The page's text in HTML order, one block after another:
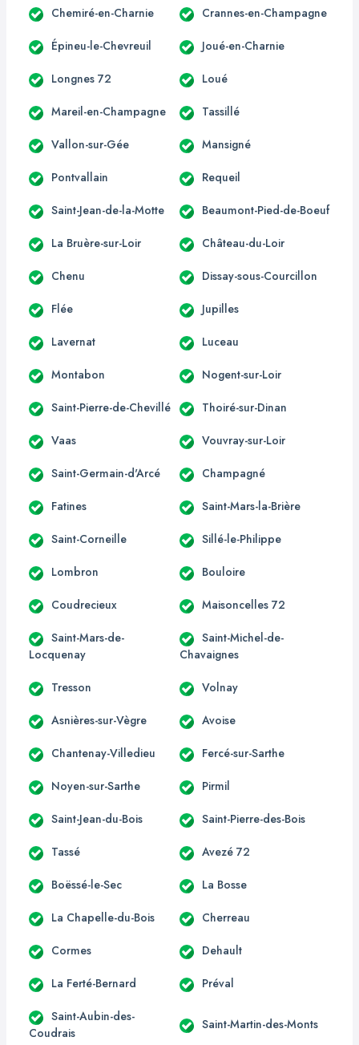
Chemiré-en-Charnie Crannes-en-Champagne
Épineu-le-Chevreuil Joué-en-Charnie
Longnes 72 Loué
Mareil-en-Champagne Tassillé
Vallon-sur-Gée Mansigné
Pontvallain Requeil
Saint-Jean-de-la-Motte Beaumont-Pied-de-Boeuf
La Bruère-sur-Loir Château-du-Loir
Chenu Dissay-sous-Courcillon
Flée Jupilles
Lavernat Luceau
Montabon Nogent-sur-Loir
Saint-Pierre-de-Chevillé Thoiré-sur-Dinan
Vaas Vouvray-sur-Loir
Saint-Germain-d'Arcé Champagné
Fatines Saint-Mars-la-Brière
Saint-Corneille Sillé-le-Philippe
Lombron Bouloire
Coudrecieux Maisoncelles 72
Saint-Mars-de-
Locquenay
Saint-Michel-de-
Chavaignes
Tresson Volnay
Asnières-sur-Vègre Avoise
Chantenay-Villedieu Fercé-sur-Sarthe
Noyen-sur-Sarthe Pirmil
Saint-Jean-du-Bois Saint-Pierre-des-Bois
Tassé Avezé 72
Boëssé-le-Sec La Bosse
La Chapelle-du-Bois Cherreau
Cormes Dehault
La Ferté-Bernard Préval
Saint-Aubin-des-
Coudrais
Saint-Martin-des-Monts